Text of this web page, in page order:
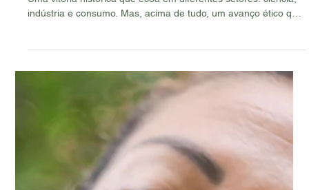
Foi sancionada a lei que proíbe os testes em animais no Brasil.
Vegalótus, é um momento especial. Não apenas porque
acompanhamos essa pauta há anos, mas porque ela
reconhece algo que sempre esteve no coração do nosso
trabalho: respeito absoluto à vida em todas as suas formas.